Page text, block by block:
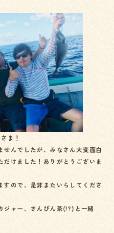
ま！
んでしたが、みなさん大変面白
けました！ありがとうございま
ので、是非またいらしてくださ
ジャー、さんぴん茶(!?)と一緒